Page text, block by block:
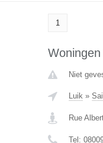
1
Niet
Luik»
Rue
Tel: